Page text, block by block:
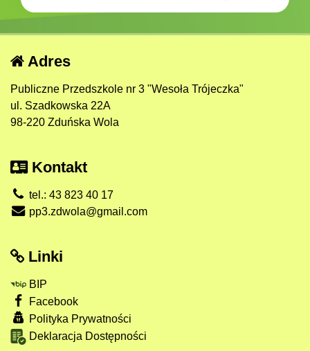
Adres
Publiczne Przedszkole nr 3 "Wesoła Trójeczka"
ul. Szadkowska 22A
98-220 Zduńska Wola
Kontakt
tel.: 43 823 40 17
pp3.zdwola@gmail.com
Linki
BIP
Facebook
Polityka Prywatności
Deklaracja Dostępności